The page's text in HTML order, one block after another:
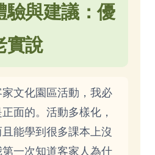
驗與建議：優
實說
文化園區活動，我必
面的。活動多樣化，
能學到很多課本上沒
一次知道客家人為什